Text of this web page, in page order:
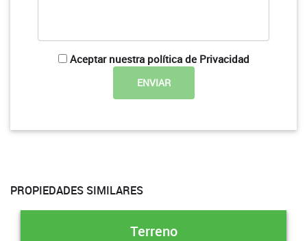
Aceptar nuestra política de Privacidad
PROPIEDADES SIMILARES
Terreno